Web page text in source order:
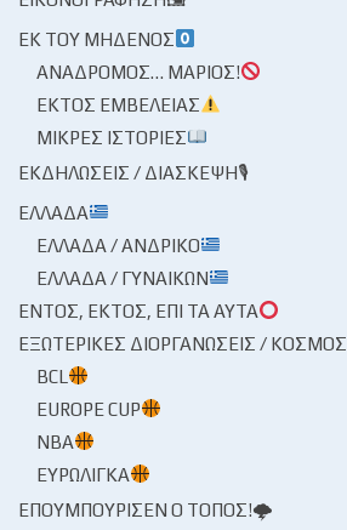
ΕΚ ΤΟΥ ΜΗΔΕΝΌΣ
ΑΝΆΔΡΟΜΟΣ… ΜΆΡΙΟΣ!
ΕΚΤΌΣ ΕΜΒΈΛΕΙΑΣ
ΜΙΚΡΈΣ ΙΣΤΟΡΊΕΣ
ΕΚΔΗΛΏΣΕΙΣ / ΔΙΆΣΚΕΨΗ🎙
ΕΛΛΆΔΑ
ΕΛΛΆΔΑ / ΑΝΔΡΙΚΌ
ΕΛΛΆΔΑ / ΓΥΝΑΙΚΏΝ
ΕΝΤΌΣ, ΕΚΤΌΣ, ΕΠΊ ΤΑ ΑΥΤΆ
ΕΞΩΤΕΡΙΚΈΣ ΔΙΟΡΓΑΝΏΣΕΙΣ / ΚΌΣΜΟΣ
BCL
EUROPE CUP
NBA
ΕΥΡΩΛΊΓΚΑ
ΕΠΟΥΜΠΟΎΡΙΣΕΝ Ο ΤΌΠΟΣ!🌩